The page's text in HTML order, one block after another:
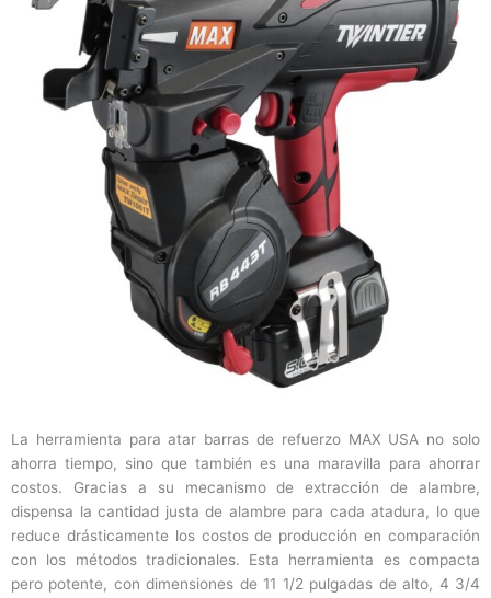
La herramienta para atar barras de refuerzo MAX USA no solo
ahorra tiempo, sino que también es una maravilla para ahorrar
costos. Gracias a su mecanismo de extracción de alambre,
dispensa la cantidad justa de alambre para cada atadura, lo que
reduce drásticamente los costos de producción en comparación
con los métodos tradicionales. Esta herramienta es compacta
pero potente, con dimensiones de 11 1/2 pulgadas de alto, 4 3/4